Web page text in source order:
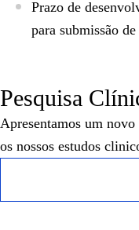
Prazo de
para submissão
Pesquisa
Apresentamos um novo
os nossos estudos